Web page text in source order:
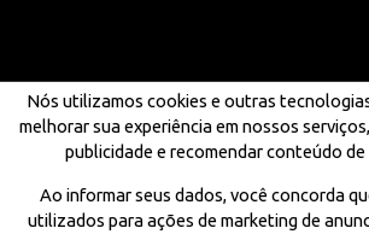
Nós utilizamos cookies e outras
melhorar sua experiência em nossos
publicidade e recomendar conteúdo de
Ao informar seus dados, você concorda
utilizados para ações de marketing de